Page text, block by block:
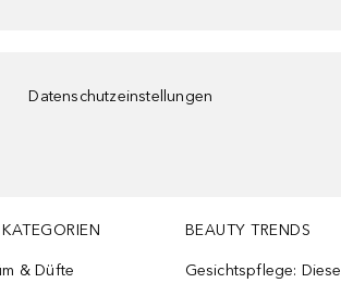
Datenschutzeinstellungen
& Düfte
BEAUTY TRENDS
Gesichtspflege: Diese